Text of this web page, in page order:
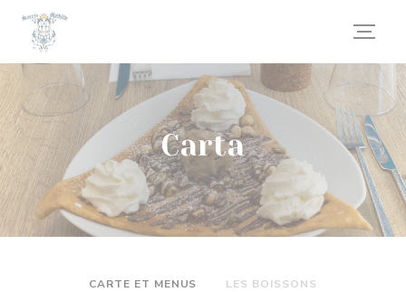
Personalización de sus opciones de cookies
Carta
CARTE ET MENUS LES BOISSONS